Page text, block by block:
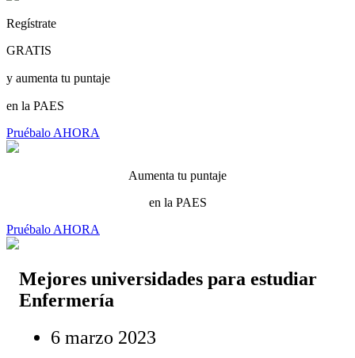
Regístrate
GRATIS
y aumenta tu puntaje
en la PAES
Pruébalo AHORA
Aumenta tu puntaje
en la PAES
Pruébalo AHORA
Mejores universidades para estudiar
Enfermería
6 marzo 2023